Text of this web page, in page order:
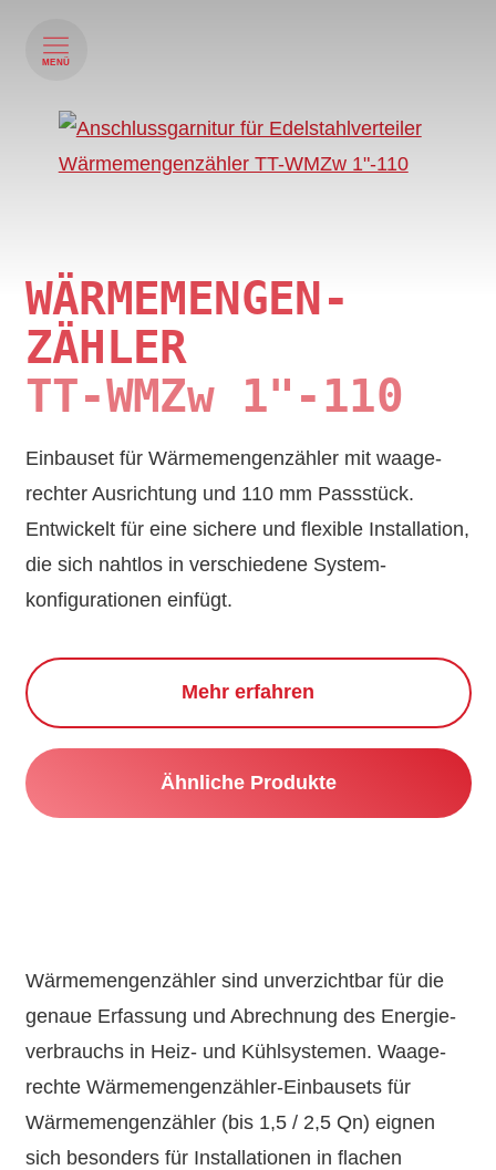
MENÜ
WÄRME­MENGEN­
ZÄHLER
TT‑WMZw 1"-110
Einbau­set für Wärme­mengen­zähler mit waage­
rechter Aus­richtung und 110 mm Pass­stück.
Entwickelt für eine sichere und flexible Installation,
die sich nahtlos in verschiedene System­
konfigurationen einfügt.
Mehr erfahren
Ähnliche Produkte
Wärme­mengen­zähler sind unver­zichtbar für die
genaue Erfassung und Abrechnung des Energie­
verbrauchs in Heiz- und Kühl­systemen. Waage­
rechte Wärme­mengen­zähler-Einbau­sets für
Wärme­mengen­zähler (bis 1,5 / 2,5 Qn) eignen
sich besonders für Installationen in flachen